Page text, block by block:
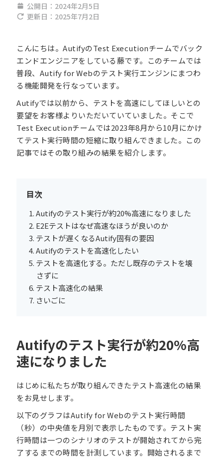
公開日： 2024年2月5日
更新日： 2025年7月2日
こんにちは。AutifyのTest Executionチームでバック
エンドエンジニアをしている藤です。このチームでは
普段、Autify for Webのテスト実行エンジンにまつわ
る機能開発を行なっています。
Autifyでは以前から、テストを高速にしてほしいとの
要望をお客様よりいただいていていました。そこで
Test Executionチームでは2023年8月から10月にかけ
てテスト実行時間の短縮に取り組んできました。この
記事ではその取り組みの結果を紹介します。
目次
Autifyのテスト実行が約20%高速になりました
E2Eテストはなぜ高速なほうが良いのか
テストが遅くなるAutify固有の要因
Autifyのテストを高速化したい
テストを高速化する。ただし既存のテストを壊
さずに
テスト高速化の結果
さいごに
Autifyのテスト実行が約20%高
速になりました
はじめに私たちが取り組んできたテスト高速化の結果
をお見せします。
以下のグラフはAutify for Webのテスト実行時間
（秒）の中央値を月別で表示したものです。テスト実
行時間は一つのシナリオのテストが開始されてから完
了するまでの時間を計測しています。開始されるまで